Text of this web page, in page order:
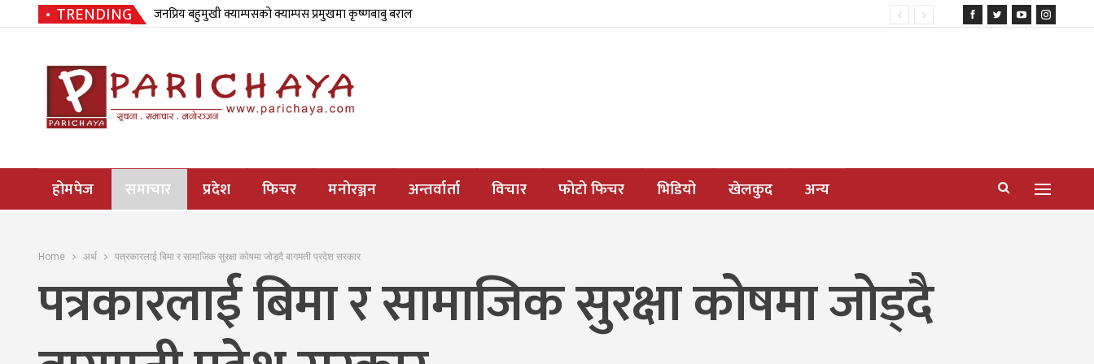
TRENDING जनप्रिय बहुमुखी क्याम्पसको क्याम्पस प्रमुखमा कृष्णबाबु बराल
होमपेज समाचार प्रदेश फिचर मनोरञ्जन अन्तर्वार्ता विचार फोटो फिचर भिडियो खेलकुद अन्य
Home अर्थ पत्रकारलाई बिमा र सामाजिक सुरक्षा कोषमा जोड्दै बागमती प्रदेश सरकार
पत्रकारलाई बिमा र सामाजिक सुरक्षा कोषमा जोड्दै